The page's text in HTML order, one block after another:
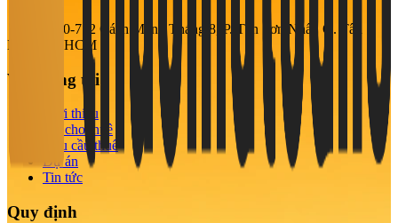
708-710-712 Cách Mạng Tháng 8, P. Tân Sơn Nhất, Q. Tân
Bình, TP. HCM
Về chúng tôi
Giới thiệu
Tin cho thuê
Nhu cầu thuê
Dự án
Tin tức
Quy định